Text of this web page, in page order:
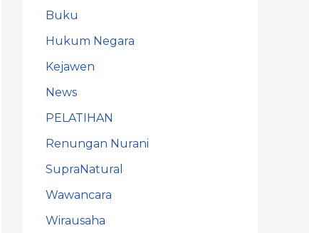
Buku
Hukum Negara
Kejawen
News
PELATIHAN
Renungan Nurani
SupraNatural
Wawancara
Wirausaha